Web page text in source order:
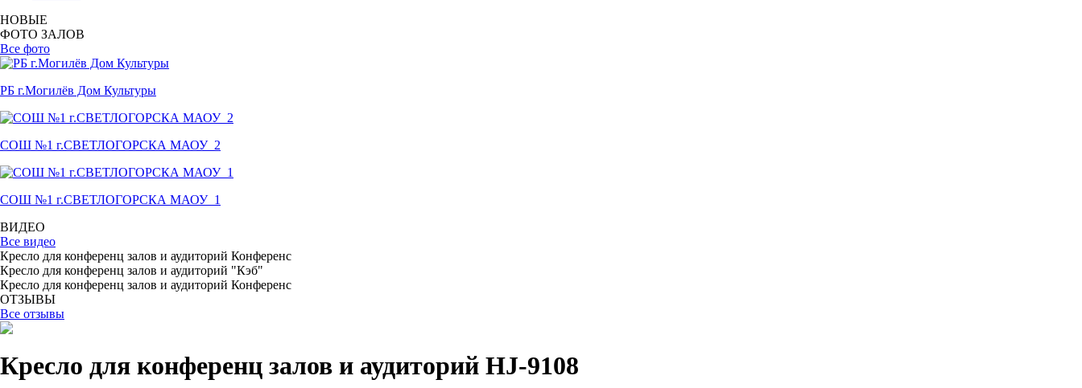
НОВЫЕ
ФОТО ЗАЛОВ
Все фото
РБ г.Могилёв Дом Культуры
СОШ №1 г.СВЕТЛОГОРСКА МАОУ_2
СОШ №1 г.СВЕТЛОГОРСКА МАОУ_1
ВИДЕО
Все видео
Кресло для конференц залов и аудиторий Конференс
Кресло для конференц залов и аудиторий "Кэб"
Кресло для конференц залов и аудиторий Конференс
ОТЗЫВЫ
Все отзывы
Кресло для конференц залов и аудиторий HJ-9108